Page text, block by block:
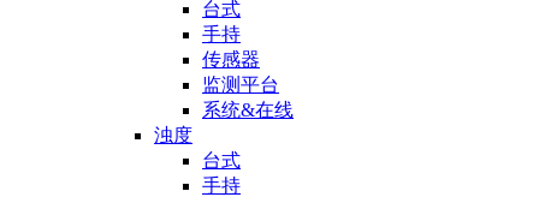
台式
手持
传感器
监测平台
系统&在线
浊度
台式
手持